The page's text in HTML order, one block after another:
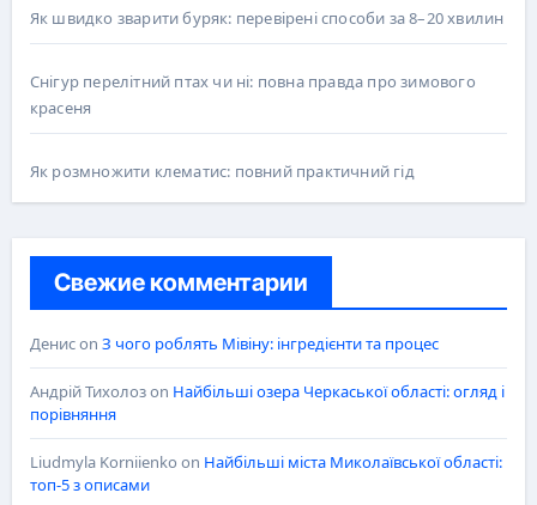
Як швидко зварити буряк: перевірені способи за 8–20 хвилин
Снігур перелітний птах чи ні: повна правда про зимового
красеня
Як розмножити клематис: повний практичний гід
Свежие комментарии
Денисon З чого роблять Мівіну: інгредієнти та процес
Андрій Тихолозon Найбільші озера Черкаської області: огляд і
порівняння
Liudmyla Korniienko on Найбільші міста Миколаївської області:
топ-5 з описами